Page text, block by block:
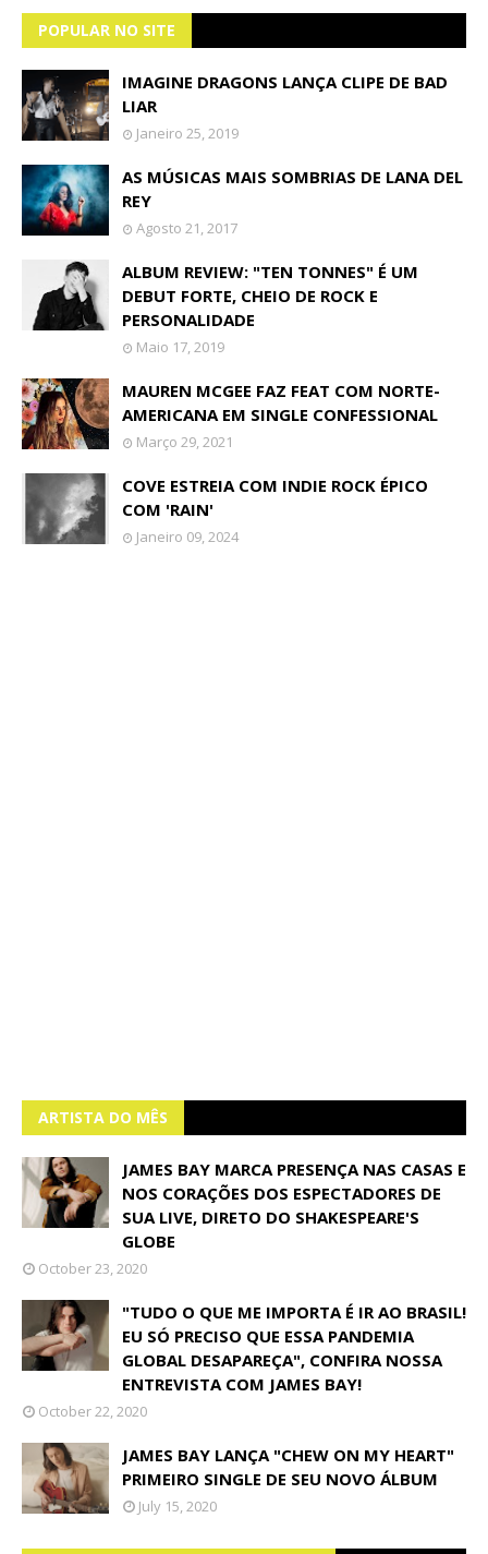
POPULAR NO SITE
IMAGINE DRAGONS LANÇA CLIPE DE BAD
LIAR
Janeiro 25, 2019
AS MÚSICAS MAIS SOMBRIAS DE LANA DEL
REY
Agosto 21, 2017
ALBUM REVIEW: "TEN TONNES" É UM
DEBUT FORTE, CHEIO DE ROCK E
PERSONALIDADE
Maio 17, 2019
MAUREN MCGEE FAZ FEAT COM NORTE-
AMERICANA EM SINGLE CONFESSIONAL
Março 29, 2021
COVE ESTREIA COM INDIE ROCK ÉPICO
COM 'RAIN'
Janeiro 09, 2024
ARTISTA DO MÊS
JAMES BAY MARCA PRESENÇA NAS CASAS E
NOS CORAÇÕES DOS ESPECTADORES DE
SUA LIVE, DIRETO DO SHAKESPEARE'S
GLOBE
October 23, 2020
"TUDO O QUE ME IMPORTA É IR AO BRASIL!
EU SÓ PRECISO QUE ESSA PANDEMIA
GLOBAL DESAPAREÇA", CONFIRA NOSSA
ENTREVISTA COM JAMES BAY!
October 22, 2020
JAMES BAY LANÇA "CHEW ON MY HEART"
PRIMEIRO SINGLE DE SEU NOVO ÁLBUM
July 15, 2020